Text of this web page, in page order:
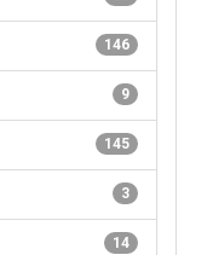
146
9
145
3
14